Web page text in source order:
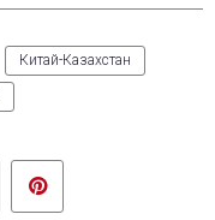
Китай-Казахстан
LinkedIn